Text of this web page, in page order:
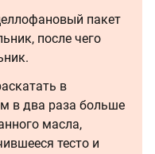
пакет
после чего
в
в два раза больше
масла,
тесто и